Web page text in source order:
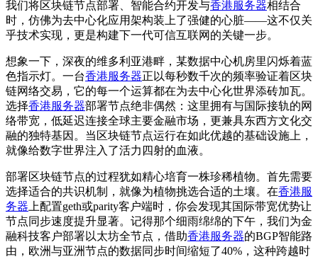
我们将区块链节点部署、智能合约开发与香港服务器相结合
时，仿佛为去中心化应用架构装上了强健的心脏——这不仅关
乎技术实现，更是构建下一代可信互联网的关键一步。
想象一下，深夜的维多利亚港畔，某数据中心机房里闪烁着蓝
色指示灯。一台香港服务器正以每秒数千次的频率验证着区块
链网络交易，它的每一个运算都在为去中心化世界添砖加瓦。
选择香港服务器部署节点绝非偶然：这里拥有与国际接轨的网
络带宽，低延迟连接全球主要金融市场，更兼具东西方文化交
融的独特基因。当区块链节点运行在如此优越的基础设施上，
就像给数字世界注入了活力四射的血液。
部署区块链节点的过程犹如精心培育一株珍稀植物。首先需要
选择适合的共识机制，就像为植物挑选合适的土壤。在香港服
务器 上配置geth或parity客户端时，你会发现其国际带宽优势让
节点同步速度提升显著。记得那个细雨绵绵的下午，我们为金
融科技客户部署以太坊全节点，借助香港服务器的BGP智能路
由，欧洲与亚洲节点的数据同步时间缩短了40%，这种跨越时